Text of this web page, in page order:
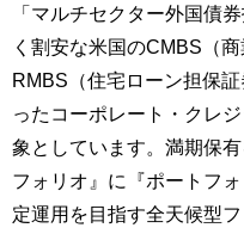
「マルチセクター外国債
く割安な米国のCMBS（
RMBS（住宅ローン担保
ったコーポレート・クレ
象としています。満期保
フォリオ』に『ポートフ
定運用を目指す全天候型